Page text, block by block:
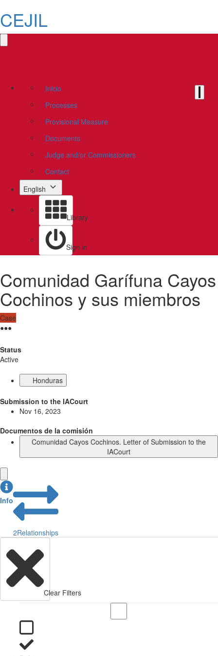
CEJIL
Inicio
Processes
Provisional Measure
Documents
Judge and/or Commissioners
Contact
English
Library
Sign in
Comunidad Garífuna Cayos
Cochinos y sus miembros
Case
●●●
Status
Active
Honduras
Submission to the IACourt
Nov 16, 2023
Documentos de la comisión
Comunidad Cayos Cochinos. Letter of Submission to the
IACourt
Info
2Relationships
Clear Filters